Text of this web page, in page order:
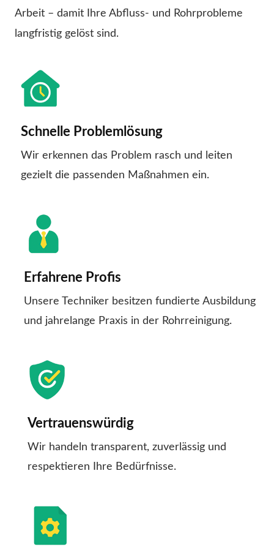
Arbeit – damit Ihre Abfluss- und Rohrprobleme
langfristig gelöst sind.
Schnelle Problemlösung
Wir erkennen das Problem rasch und leiten
gezielt die passenden Maßnahmen ein.
Erfahrene Profis
Unsere Techniker besitzen fundierte Ausbildung
und jahrelange Praxis in der Rohrreinigung.
Vertrauenswürdig
Wir handeln transparent, zuverlässig und
respektieren Ihre Bedürfnisse.